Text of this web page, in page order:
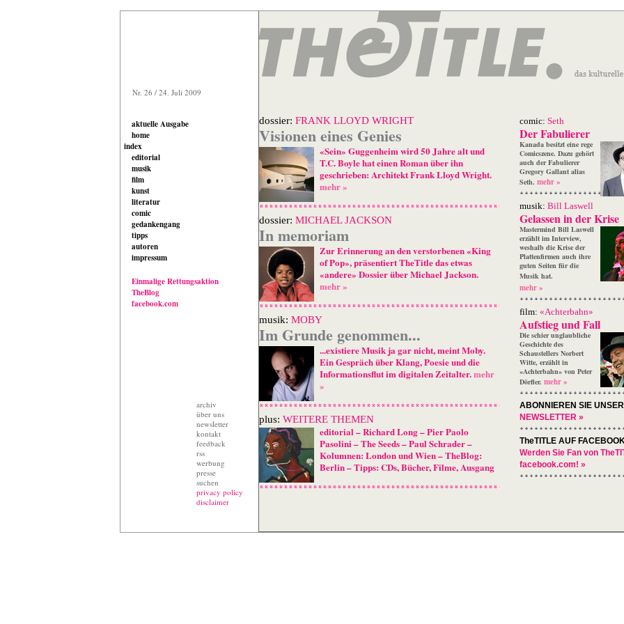
Nr. 26 / 24. Juli 2009
aktuelle Ausgabe
home
index
editorial
musik
film
kunst
literatur
comic
gedankengang
tipps
autoren
impressum
Einmalige Rettungsaktion
TheBlog
facebook.com
archiv
über uns
newsletter
kontakt
feedback
rss
werbung
presse
suchen
privacy policy
disclaimer
dossier: FRANK LLOYD WRIGHT
Visionen eines Genies
«Sein» Guggenheim wird 50 Jahre alt und
T.C. Boyle hat einen Roman über ihn
geschrieben: Architekt Frank Lloyd Wright.
mehr »
dossier: MICHAEL JACKSON
In memoriam
Zur Erinnerung an den verstorbenen «King
of Pop», präsentiert TheTitle das etwas
«andere» Dossier über Michael Jackson.
mehr »
musik: MOBY
Im Grunde genommen...
...existiere Musik ja gar nicht, meint Moby.
Ein Gespräch über Klang, Poesie und die
Informationsflut im digitalen Zeitalter.mehr
»
plus: WEITERE THEMEN
editorial–Richard Long–Pier Paolo
Pasolini–The Seeds–Paul Schrader–
Kolumnen: London und Wien–TheBlog:
Berlin–Tipps: CDs, Bücher, Filme, Ausgang
comic: Seth
Der Fabulierer
Kanada besitzt eine rege
Comicszene. Dazu gehört
auch der Fabulierer
Gregory Gallant alias
Seth. mehr »
musik: Bill Laswell
Gelassen in der Krise
Mastermind Bill Laswell
erzählt im Interview,
weshalb die Krise der
Plattenfirmen auch ihre
guten Seiten für die
Musik hat.
mehr »
film: «Achterbahn»
Aufstieg und Fall
Die schier unglaubliche
Geschichte des
Schaustellers Norbert
Witte, erzählt in
«Achterbahn» von Peter
Dörfler. mehr »
ABONNIEREN SIE
NEWSLETTER »
TheTITLE AUF
Werden Sie Fan von
facebook.com! »